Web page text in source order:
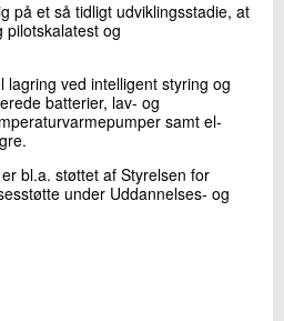
på et så tidligt udviklingsstadie, at
og
lagring ved intelligent styring og
batterier, lav- og
samt el-
bl.a. støttet af Styrelsen for
under Uddannelses- og